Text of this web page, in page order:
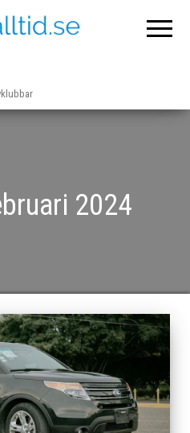
2024